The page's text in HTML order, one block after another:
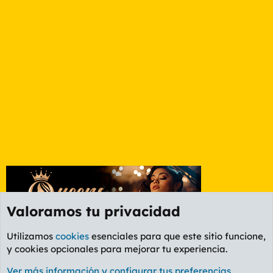
Foro Cine
Valoramos tu privacidad
Utilizamos cookies esenciales para que este sitio funcione,
y cookies opcionales para mejorar tu experiencia.